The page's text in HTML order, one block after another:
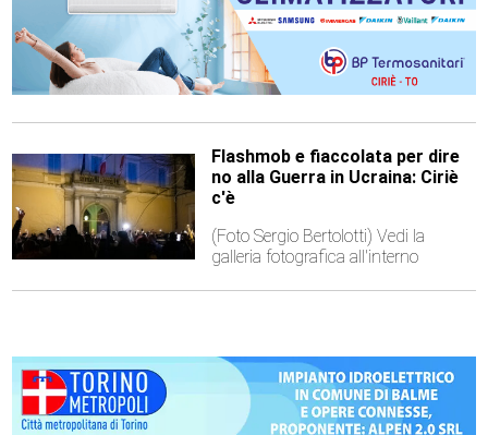
Flashmob e fiaccolata per dire
no alla Guerra in Ucraina: Ciriè
c'è
(Foto Sergio Bertolotti) Vedi la
galleria fotografica all'interno